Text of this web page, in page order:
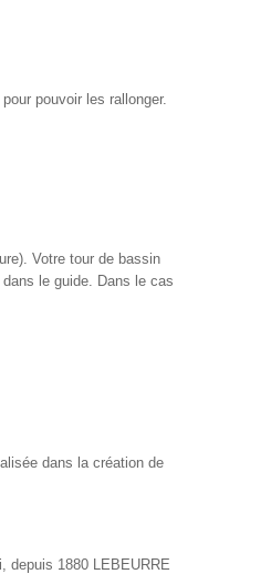
pouvoir les rallonger.
Votre tour de bassin
le guide. Dans le cas
dans la création de
depuis 1880 LEBEURRE